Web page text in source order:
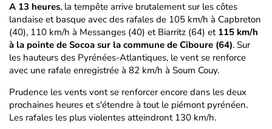
A 13 heures, la tempête arrive brutalement sur les côtes
landaise et basque avec des rafales de 105 km/h à Capbreton
(40), 110 km/h à Messanges (40) et Biarritz (64) et 115 km/h
à la pointe de Socoa sur la commune de Ciboure (64). Sur
les hauteurs des Pyrénées-Atlantiques, le vent se renforce
avec une rafale enregistrée à 82 km/h à Soum Couy.
Prudence les vents vont se renforcer encore dans les deux
prochaines heures et s'étendre à tout le piémont pyrénéen.
Les rafales les plus violentes atteindront 130 km/h.